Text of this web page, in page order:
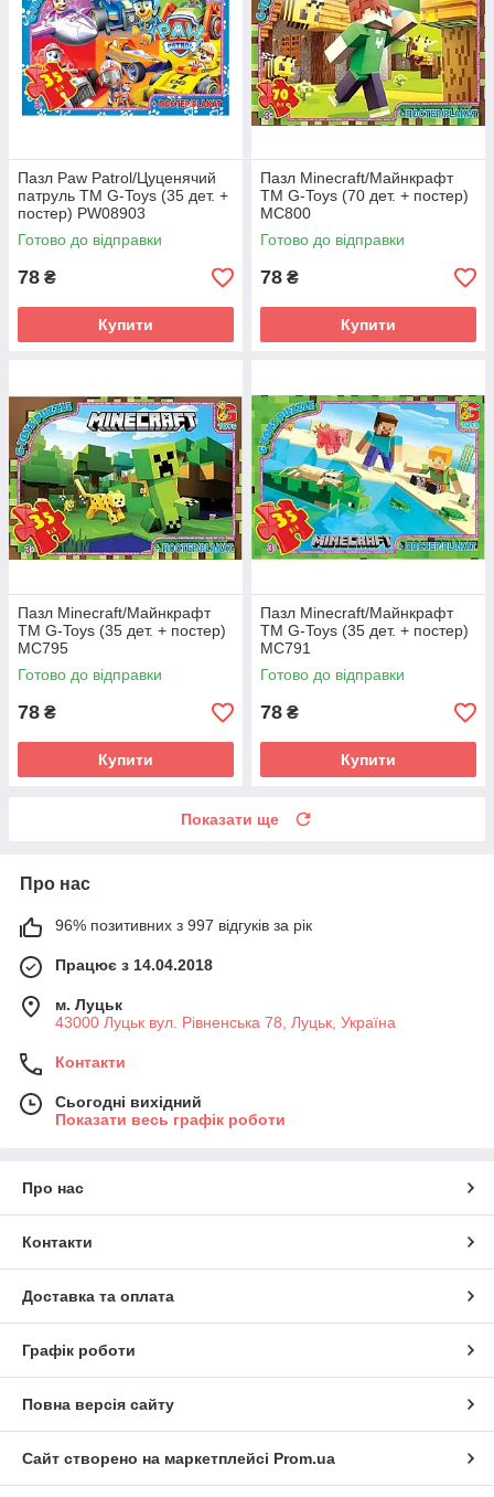
Пазл Paw Patrol/Цуценячий
патруль ТМ G-Toys (35 дет. +
постер) PW08903
Готово до відправки
78 ₴
Купити
Пазл Minecraft/Майнкрафт
ТМ G-Toys (70 дет. + постер)
MC800
Готово до відправки
78 ₴
Купити
Пазл Minecraft/Майнкрафт
ТМ G-Toys (35 дет. + постер)
MC795
Готово до відправки
78 ₴
Купити
Пазл Minecraft/Майнкрафт
ТМ G-Toys (35 дет. + постер)
MC791
Готово до відправки
78 ₴
Купити
Показати ще
Про нас
96% позитивних з 997 відгуків за рік
Працює з 14.04.2018
м. Луцьк
43000 Луцьк вул. Рівненська 78, Луцьк, Україна
Контакти
Сьогодні вихідний
Показати весь графік роботи
Про нас
Контакти
Доставка та оплата
Графік роботи
Повна версія сайту
Сайт створено на маркетплейсі Prom.ua